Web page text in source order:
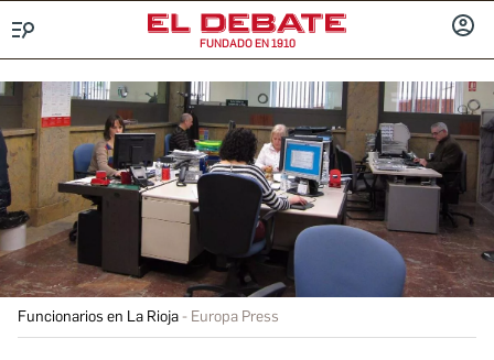
FUNDADO EN 1910
Funcionarios en La Rioja Europa Press